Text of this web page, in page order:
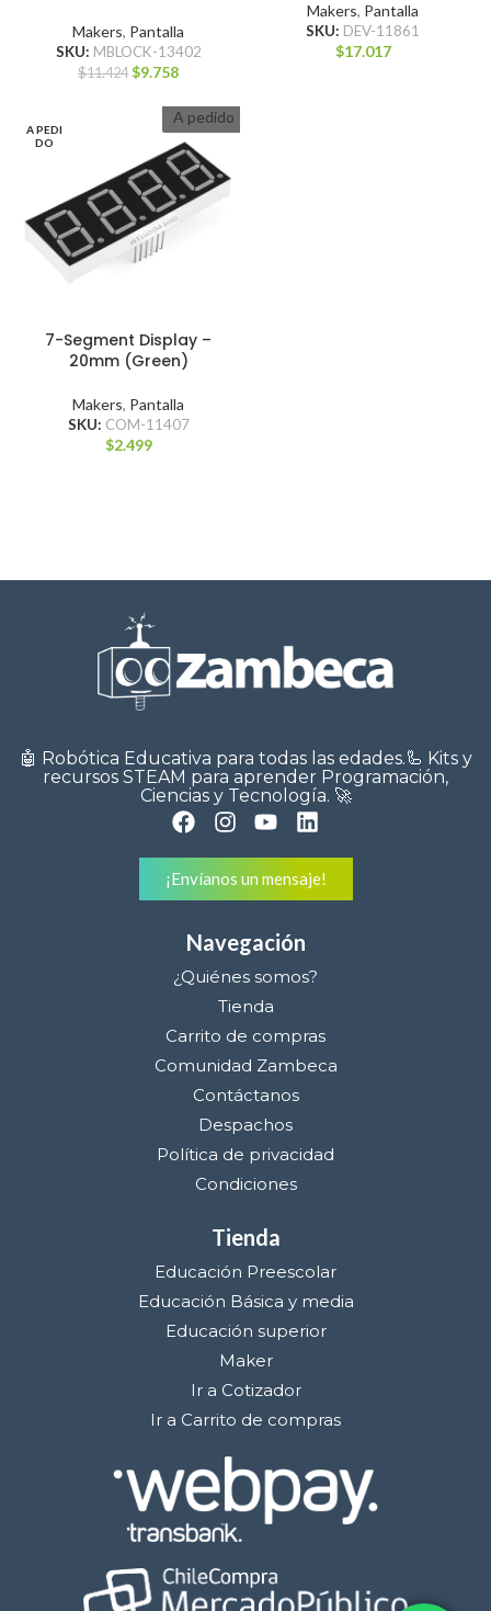
Makers, Pantalla
SKU: MBLOCK-13402
$11.424 $9.758
Makers, Pantalla
SKU: DEV-11861
$17.017
A PEDI
DO
A pedido
7-Segment Display –
20mm (Green)
Makers, Pantalla
SKU: COM-11407
$2.499
🤖 Robótica Educativa para todas las edades.🦾 Kits y
recursos STEAM para aprender Programación,
Ciencias y Tecnología. 🚀
¡Envíanos un mensaje!
Navegación
¿Quiénes somos?
Tienda
Carrito de compras
Comunidad Zambeca
Contáctanos
Despachos
Política de privacidad
Condiciones
Tienda
Educación Preescolar
Educación Básica y media
Educación superior
Maker
Ir a Cotizador
Ir a Carrito de compras